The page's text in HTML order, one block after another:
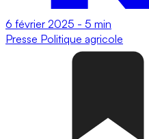
6 février 2025 - 5 min
Presse Politique agricole